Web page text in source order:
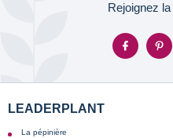
Rejoignez la
LEADERPLANT
La pépinière